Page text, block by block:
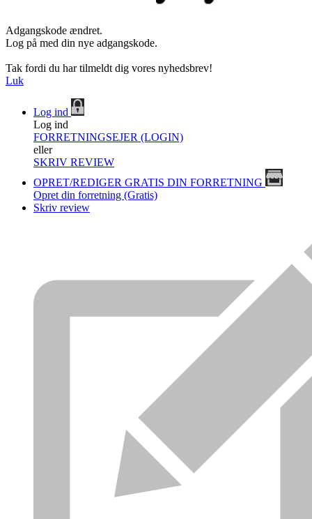
Adgangskode ændret.
Log på med din nye adgangskode.
Tak fordi du har tilmeldt dig vores nyhedsbrev!
Luk
Log ind
Log ind
FORRETNINGSEJER (LOGIN)
eller
SKRIV REVIEW
OPRET/REDIGER GRATIS DIN FORRETNING
Opret din forretning (Gratis)
Skriv review